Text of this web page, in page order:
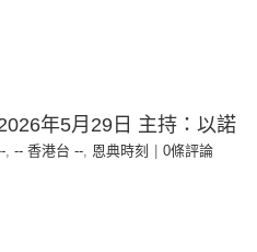
年5月29日 主持：以諾
, -- 香港台 --, 恩典時刻 0條評論